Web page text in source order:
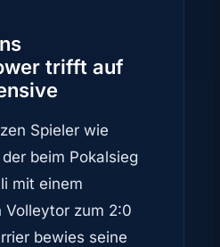
trifft auf
Spieler wie
beim Pokalsieg
mit einem
Volleytor zum 2:0
bewies seine